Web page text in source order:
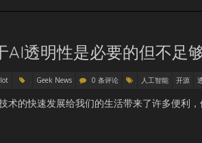
AI透明性是必要的但不足
Geek News 0 条评论 人工智能 开源
术的快速发展给我们的生活带来了许多便利